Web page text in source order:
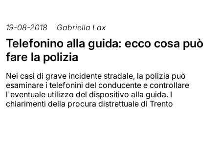
19-08-2018 Gabriella Lax
Telefonino alla guida: ecco cosa può
fare la polizia
Nei casi di grave incidente stradale, la polizia può
esaminare i telefonini del conducente e controllare
l'eventuale utilizzo del dispositivo alla guida. I
chiarimenti della procura distrettuale di Trento